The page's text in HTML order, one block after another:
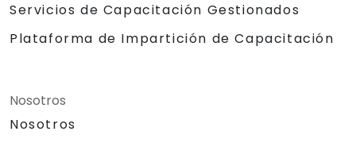
Servicios de Capacitación Gestionados
Plataforma de Impartición de Capacitación
Nosotros
Nosotros